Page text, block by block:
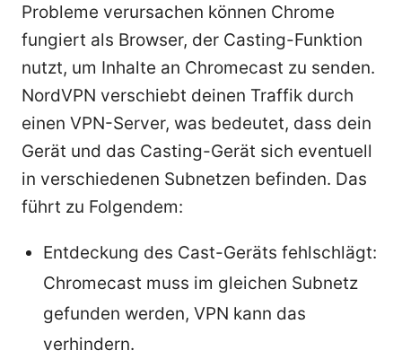
Probleme verursachen können Chrome
fungiert als Browser, der Casting-Funktion
nutzt, um Inhalte an Chromecast zu senden.
NordVPN verschiebt deinen Traffik durch
einen VPN-Server, was bedeutet, dass dein
Gerät und das Casting-Gerät sich eventuell
in verschiedenen Subnetzen befinden. Das
führt zu Folgendem:
Entdeckung des Cast-Geräts fehlschlägt:
Chromecast muss im gleichen Subnetz
gefunden werden, VPN kann das
verhindern.